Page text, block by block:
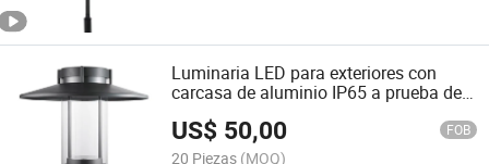
Luminaria LED para exteriores con
carcasa de aluminio IP65 a prueba de
US$ 50,00 FOB
20 Piezas (MOQ)